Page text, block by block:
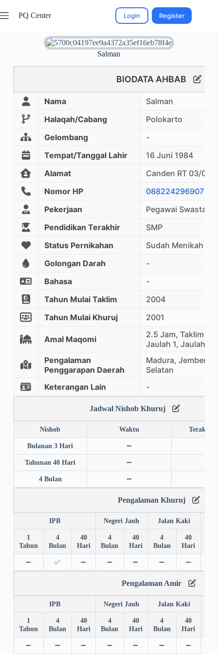
PQ Center Login Register
Salman
BIODATA AHBAB
Nama
Salman
Halaqah/Cabang
Polokarto
Gelombang
-
Tempat/Tanggal Lahir
16 Juni 1984
Alamat
Canden RT 03/01
Nomor HP
088224296907
Pekerjaan
Pegawai Swasta
Pendidikan Terakhir
SMP
Status Pernikahan
Sudah Menikah
Golongan Darah
-
Bahasa
-
Tahun Mulai Taklim
2004
Tahun Mulai Khuruj
2001
Amal Maqomi
2.5 Jam, Taklim
Jaulah 1, Jaulah 2
Pengalaman
Penggarapan Daerah
Madura, Jember,
Selatan
Keterangan Lain
-
Jadwal Nishob Khuruj
Nishob Waktu Terakhir
Bulanan 3 Hari ➖
Tahunan 40 Hari ➖
4 Bulan ➖
Pengalaman Khuruj
IPB Negeri Jauh Jalan Kaki
1
Tahun
4
Bulan
40
Hari
4
Bulan
40
Hari
4
Bulan
40
Hari
➖ ✅ ➖ ➖ ➖ ➖ ➖
Pengalaman Amir
IPB Negeri Jauh Jalan Kaki
1
Tahun
4
Bulan
40
Hari
4
Bulan
40
Hari
4
Bulan
40
Hari
➖ ➖ ➖ ➖ ➖ ➖ ➖